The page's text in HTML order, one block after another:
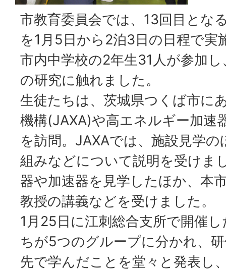
市教育委員会では、13回目とな
を1月5日から2泊3日の日程で実
市内中学校の2年生31人が参加
の研究に触れました。
生徒たちは、茨城県つくば市に
機構(JAXA)や高エネルギー加速
を訪問。JAXAでは、施設見学
組みなどについて説明を受けま
器や加速器を見学したほか、本
教授の講義などを受けました。
1月25日に江刺総合支所で開催
ちが5つのグループに分かれ、
先で学んだことを堂々と発表し